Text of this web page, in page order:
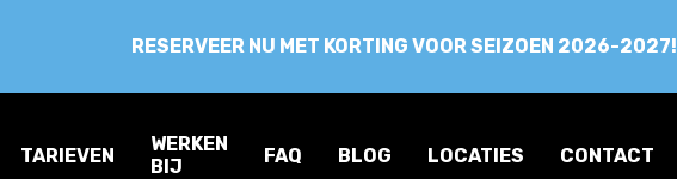
RESERVEER NU MET KORTING VOOR SEIZOEN 2026-2027!
TARIEVEN
WERKEN
BIJ
FAQ BLOG LOCATIES CONTACT